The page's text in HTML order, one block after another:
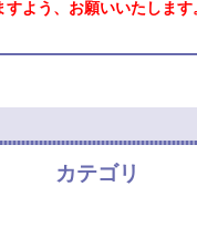
よう、お願いいたします
カテゴリ